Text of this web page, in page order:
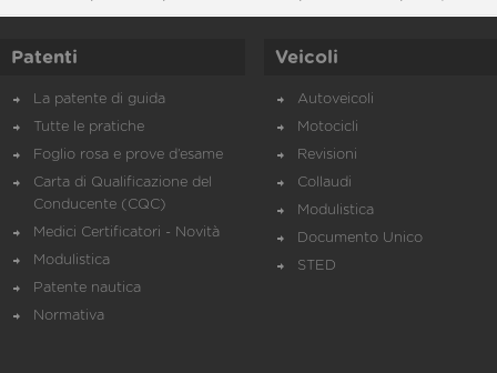
Patenti
La patente di guida
Tutte le pratiche
Foglio rosa e prove d’esame
Carta di Qualificazione del
Conducente (CQC)
Medici Certificatori - Novità
Modulistica
Patente nautica
Normativa
Veicoli
Autoveicoli
Motocicli
Revisioni
Collaudi
Modulistica
Documento Unico
STED